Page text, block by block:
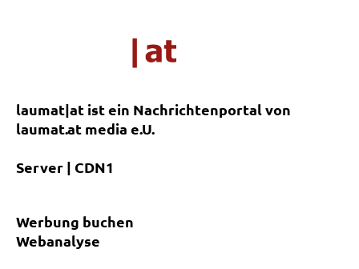
laumat|at ist ein Nachrichtenportal von
laumat.at media e.U.
Server | CDN1
Werbung buchen
Webanalyse